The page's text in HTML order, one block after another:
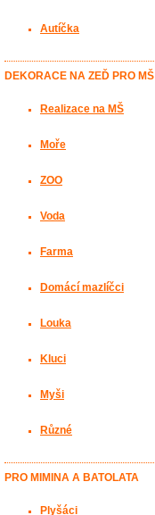
Autíčka
DEKORACE NA ZEĎ PRO MŠ
Realizace na MŠ
Moře
ZOO
Voda
Farma
Domácí mazlíčci
Louka
Kluci
Myši
Různé
PRO MIMINA A BATOLATA
Plyšáci